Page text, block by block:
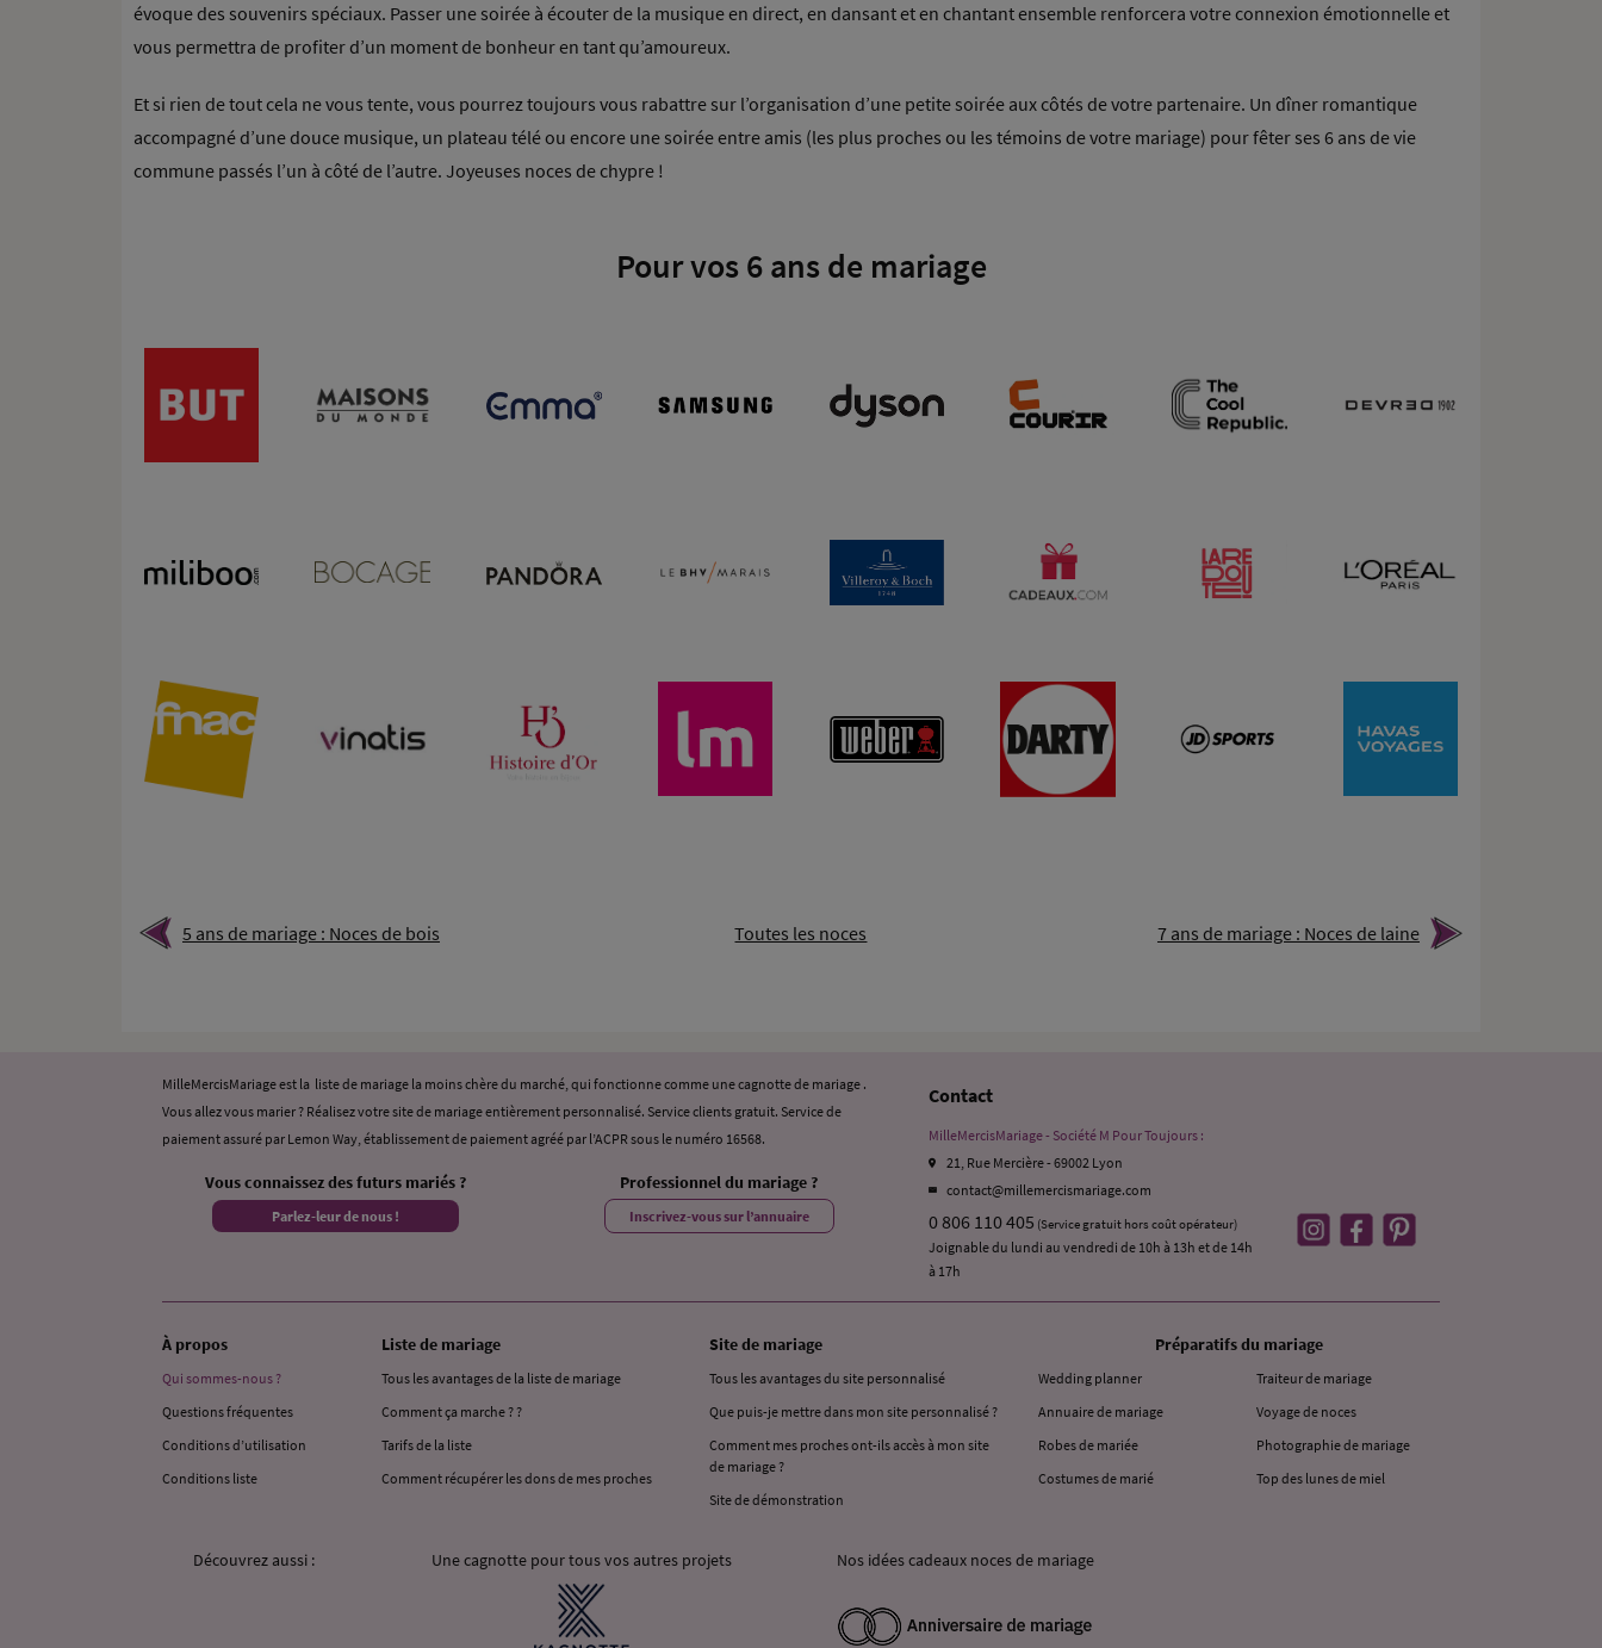
évoque des souvenirs spéciaux. Passer une soirée à écouter de la musique en direct, en dansant et en chantant ensemble renforcera votre connexion émotionnelle et
vous permettra de profiter d’un moment de bonheur en tant qu’amoureux.
Et si rien de tout cela ne vous tente, vous pourrez toujours vous rabattre sur l’organisation d’une petite soirée aux côtés de votre partenaire. Un dîner romantique
accompagné d’une douce musique, un plateau télé ou encore une soirée entre amis (les plus proches ou les témoins de votre mariage) pour fêter ses 6 ans de vie
commune passés l’un à côté de l’autre. Joyeuses noces de chypre !
Pour vos 6 ans de mariage
5 ans de mariage : Noces de bois Toutes les noces 7 ans de mariage : Noces de laine
MilleMercisMariage est la liste de mariage la moins chère du marché, qui fonctionne comme une cagnotte de mariage .
Vous allez vous marier ? Réalisez votre site de mariage entièrement personnalisé. Service clients gratuit. Service de
paiement assuré par Lemon Way, établissement de paiement agréé par l’ACPR sous le numéro 16568.
Vous connaissez des futurs mariés ?
Parlez-leur de nous !
Professionnel du mariage ?
Inscrivez-vous sur l’annuaire
Contact
MilleMercisMariage - Société M Pour Toujours :
21, Rue Mercière - 69002 Lyon
contact@millemercismariage.com
0 806 110 405 (Service gratuit hors coût opérateur)
Joignable du lundi au vendredi de 10h à 13h et de 14h
à 17h
À propos
Qui sommes-nous ?
Questions fréquentes
Conditions d’utilisation
Conditions liste
Liste de mariage
Tous les avantages de la liste de mariage
Comment ça marche ? ?
Tarifs de la liste
Comment récupérer les dons de mes proches
Site de mariage
Tous les avantages du site personnalisé
Que puis-je mettre dans mon site personnalisé ?
Comment mes proches ont-ils accès à mon site
de mariage ?
Site de démonstration
Préparatifs du mariage
Wedding planner
Annuaire de mariage
Robes de mariée
Costumes de marié
Traiteur de mariage
Voyage de noces
Photographie de mariage
Top des lunes de miel
Découvrez aussi : Une cagnotte pour tous vos autres projets Nos idées cadeaux noces de mariage